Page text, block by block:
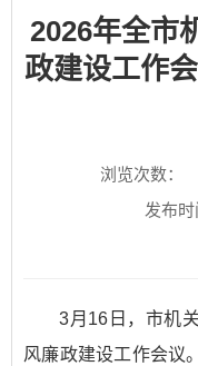
2026年全市
政建设工作
浏览次数：
发布
3月16日，市机
风廉政建设工作会议